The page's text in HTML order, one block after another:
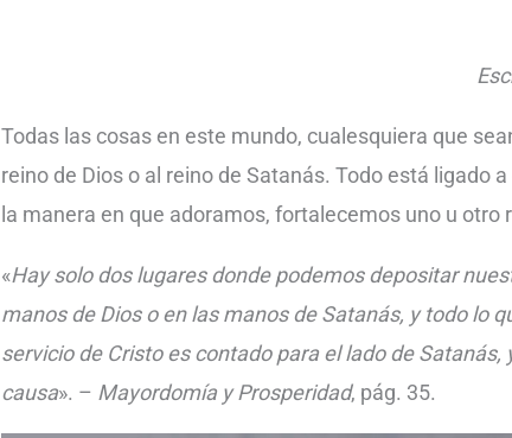
Todas las cosas en este mundo, cualesquiera que
reino de Dios o al reino de Satanás. Todo está ligado
la manera en que adoramos, fortalecemos uno u otro
«Hay solo dos lugares donde podemos depositar
manos de Dios o en las manos de Satanás, y todo lo
servicio de Cristo es contado para el lado de Satanás,
causa». – Mayordomía y Prosperidad, pág. 35.